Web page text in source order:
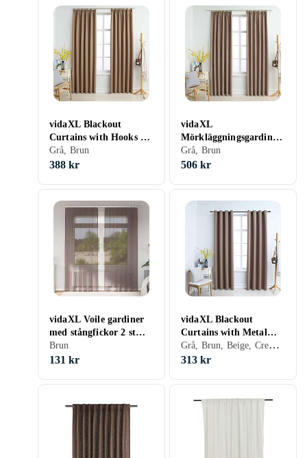
vidaXL Blackout
Curtains with Hooks 2
pcs Taupe 140x175 cm
Grå, Brun
388 kr
vidaXL
Mörkläggningsgardiner
2 st taupe 140x245 cm
Grå, Brun
506 kr
vidaXL Voile gardiner
med stångfickor 2 st
bruna
Brun
131 kr
vidaXL Blackout
Curtains with Metal
Rings 2 pcs Taupe
140x175 cm
Grå, Brun, Beige, Creme/Beige
313 kr